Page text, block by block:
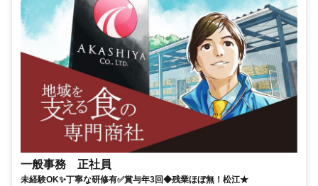
一般事務 正社員
未経験OK✨丁寧な研修有✅賞与年3回◆残業ほぼ無！松江★